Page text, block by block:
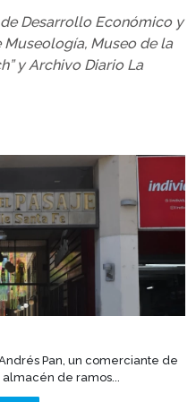
Desarrollo Económico y
Museo de la
y Archivo Diario La
Pan, un comerciante de
de ramos...